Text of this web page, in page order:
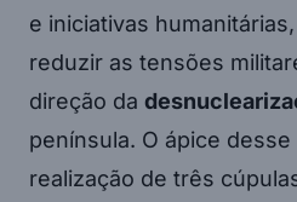
e iniciativas
reduzir as tensões
direção da
península. O ápice
realização de três